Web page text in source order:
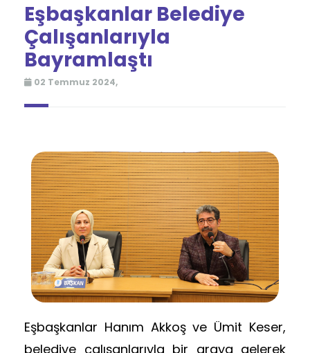
Eşbaşkanlar Belediye
Çalışanlarıyla
Bayramlaştı
02 Temmuz 2024,
Eşbaşkanlar Hanım Akkoş ve Ümit Keser,
belediye çalışanlarıyla bir araya gelerek